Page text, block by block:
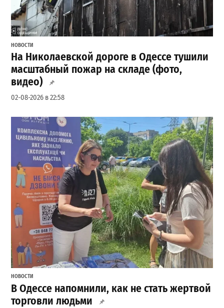
НОВОСТИ
На Николаевской дороге в Одессе тушили
масштабный пожар на складе (фото,
видео)
02-08-2026 в 22:58
НОВОСТИ
В Одессе напомнили, как не стать жертвой
торговли людьми